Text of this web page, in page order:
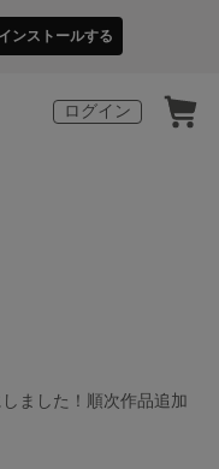
インストールする
ログイン
ました！順次作品追加